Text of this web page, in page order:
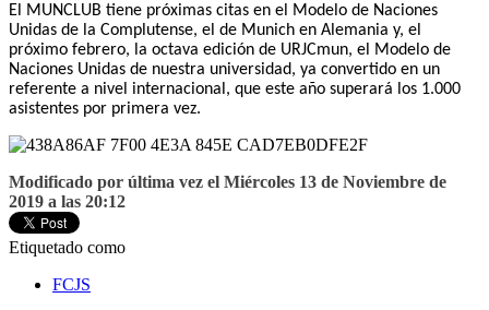
El MUNCLUB tiene próximas citas en el Modelo de Naciones
Unidas de la Complutense, el de Munich en Alemania y, el
próximo febrero, la octava edición de URJCmun, el Modelo de
Naciones Unidas de nuestra universidad, ya convertido en un
referente a nivel internacional, que este año superará los 1.000
asistentes por primera vez.
Modificado por última vez el Miércoles 13 de Noviembre de
2019 a las 20:12
Etiquetado como
FCJS